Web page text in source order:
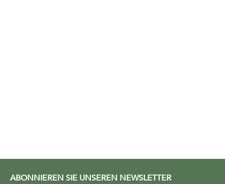
ABONNIEREN SIE UNSEREN NEWSLETTER